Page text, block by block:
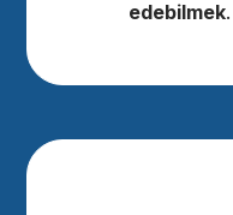
edebilmek.